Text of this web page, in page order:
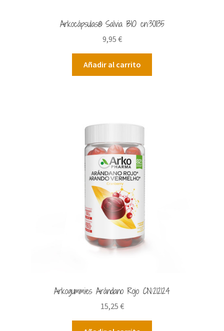
Arkocápsulas® Salvia BIO cn:301135
9,95 €
Añadir al carrito
Arkogummies Arándano Rojo CN:212124
15,25 €